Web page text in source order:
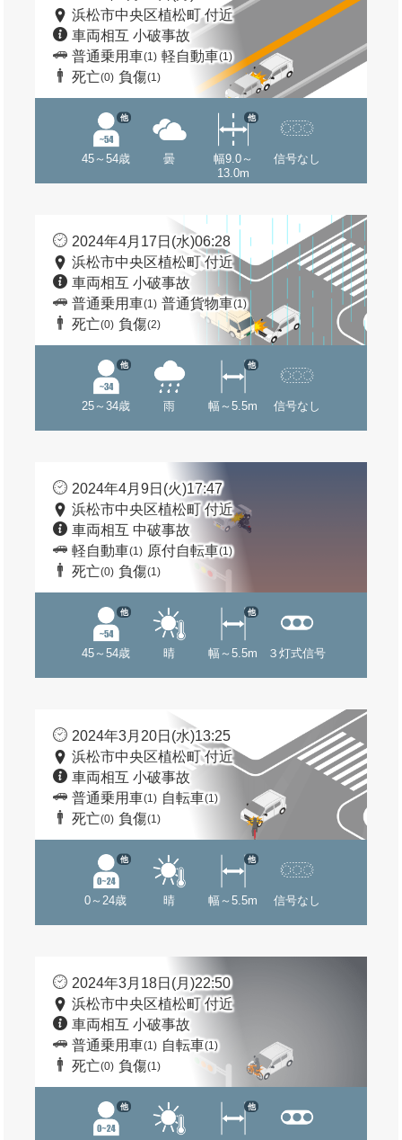
浜松市中央区植松町 付近
車両相互 小破事故
普通乗用車(1) 軽自動車(1)
死亡(0) 負傷(1)
45～54歳
他
曇
幅9.0～
13.0m
他
信号なし
2024年4月17日(水)06:28
浜松市中央区植松町 付近
車両相互 小破事故
普通乗用車(1) 普通貨物車(1)
死亡(0) 負傷(2)
25～34歳
他
雨 幅～5.5m
他
信号なし
2024年4月9日(火)17:47
浜松市中央区植松町 付近
車両相互 中破事故
軽自動車(1) 原付自転車(1)
死亡(0) 負傷(1)
45～54歳
他
晴 幅～5.5m
他
３灯式信号
2024年3月20日(水)13:25
浜松市中央区植松町 付近
車両相互 小破事故
普通乗用車(1) 自転車(1)
死亡(0) 負傷(1)
0～24歳
他
晴 幅～5.5m
他
信号なし
2024年3月18日(月)22:50
浜松市中央区植松町 付近
車両相互 小破事故
普通乗用車(1) 自転車(1)
死亡(0) 負傷(1)
他 他